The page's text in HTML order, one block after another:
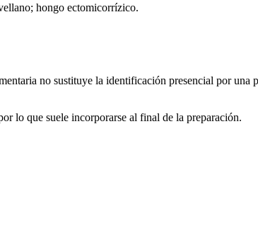
hongo ectomicorrízico.
no sustituye la identificación presencial por una
lo que suele incorporarse al final de la preparación.